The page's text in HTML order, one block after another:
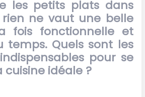
les petits plats dans
rien ne vaut une belle
fois fonctionnelle et
temps. Quels sont les
pour se
idéale ?